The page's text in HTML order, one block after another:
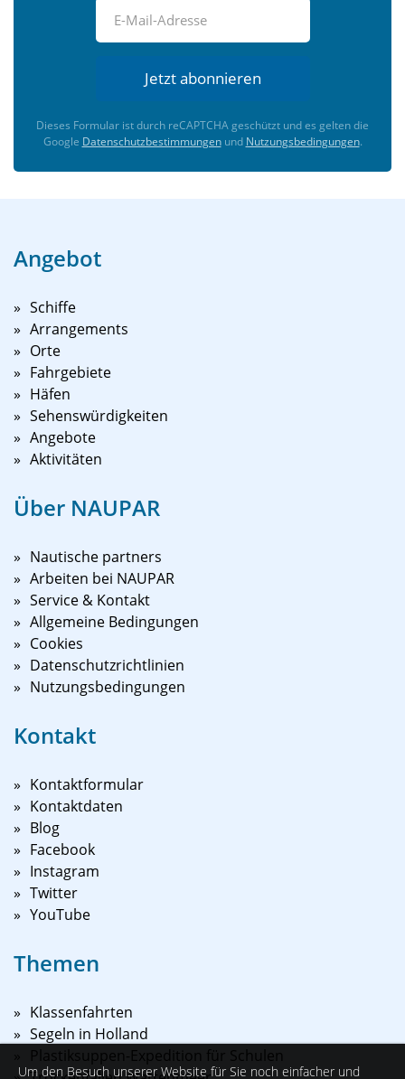
Jetzt abonnieren
Dieses Formular ist durch reCAPTCHA geschützt und es gelten die
Google Datenschutzbestimmungenund Nutzungsbedingungen.
Angebot
Schiffe
Arrangements
Orte
Fahrgebiete
Häfen
Sehenswürdigkeiten
Angebote
Aktivitäten
Über NAUPAR
Nautische partners
Arbeiten bei NAUPAR
Service & Kontakt
Allgemeine Bedingungen
Cookies
Datenschutzrichtlinien
Nutzungsbedingungen
Kontakt
Kontaktformular
Kontaktdaten
Blog
Facebook
Instagram
Twitter
YouTube
Themen
Klassenfahrten
Segeln in Holland
Plastiksuppen-Expedition für Schulen
Um den Besuch unserer Website für Sie noch einfacher und